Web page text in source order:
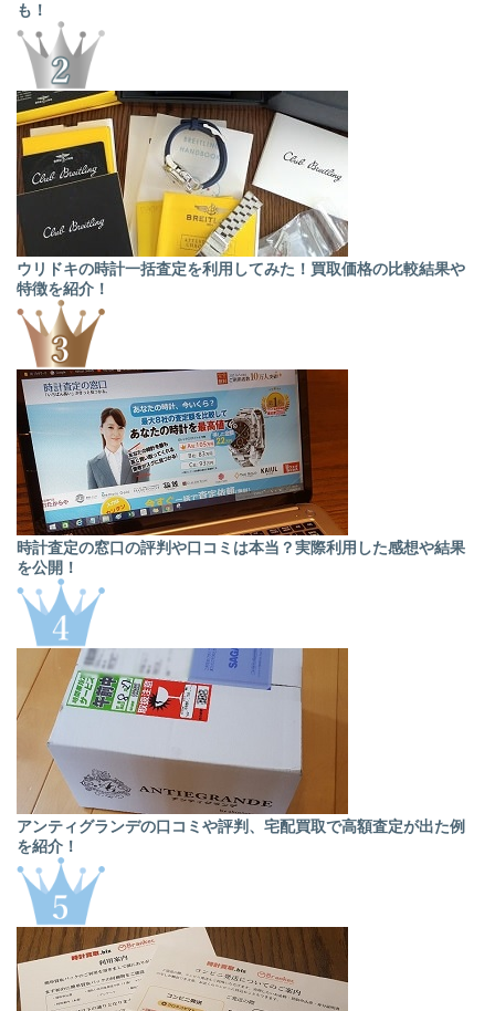
も！
ウリドキの時計一括査定を利用してみた！買取価格の比較結果や
特徴を紹介！
時計査定の窓口の評判や口コミは本当？実際利用した感想や結果
を公開！
アンティグランデの口コミや評判、宅配買取で高額査定が出た例
を紹介！